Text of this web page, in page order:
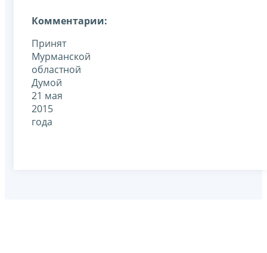
Комментарии:
Принят
Мурманской
областной
Думой
21 мая
2015
года